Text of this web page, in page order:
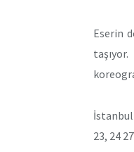
Eserin
23, 24